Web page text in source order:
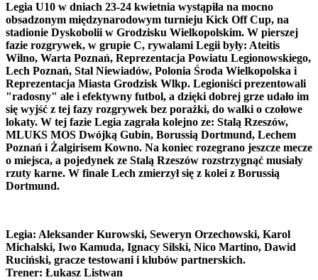
Legia U10 w dniach 23-24 kwietnia wystąpiła na mocno
obsadzonym międzynarodowym turnieju Kick Off Cup, na
stadionie Dyskobolii w Grodzisku Wielkopolskim. W pierszej
fazie rozgrywek, w grupie C, rywalami Legii były: Ateitis
Wilno, Warta Poznań, Reprezentacja Powiatu Legionowskiego,
Lech Poznań, Stal Niewiadów, Polonia Środa Wielkopolska i
Reprezentacja Miasta Grodzisk Wlkp. Legioniści prezentowali
"radosny" ale i efektywny futbol, a dzięki dobrej grze udało im
się wyjść z tej fazy rozgrywek bez porażki, do walki o czołowe
lokaty. W tej fazie Legia zagrała kolejno ze: Stalą Rzeszów,
MLUKS MOS Dwójką Gubin, Borussią Dortmund, Lechem
Poznań i Żalgirisem Kowno. Na koniec rozegrano jeszcze mecze
o miejsca, a pojedynek ze Stalą Rzeszów rozstrzygnąć musiały
rzuty karne. W finale Lech zmierzył się z kolei z Borussią
Dortmund.
Legia: Aleksander Kurowski, Seweryn Orzechowski, Karol
Michalski, Iwo Kamuda, Ignacy Silski, Nico Martino, Dawid
Ruciński, gracze testowani i klubów partnerskich.
Trener: Łukasz Listwan